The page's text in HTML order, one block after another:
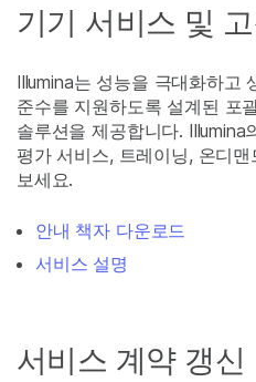
기기 서비스 및
Illumina는 성능을 극대화하고
준수를 지원하도록 설계된 포
솔루션을 제공합니다. Illumina
평가 서비스, 트레이닝, 온디
보세요.
안내 책자 다운로드
서비스 설명
서비스 계약 갱신